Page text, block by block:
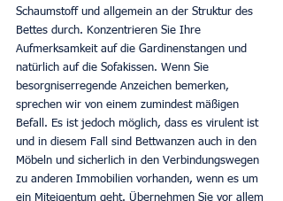
Schaumstoff und allgemein an der Struktur des
Bettes durch. Konzentrieren Sie Ihre
Aufmerksamkeit auf die Gardinenstangen und
natürlich auf die Sofakissen. Wenn Sie
besorgniserregende Anzeichen bemerken,
sprechen wir von einem zumindest mäßigen
Befall. Es ist jedoch möglich, dass es virulent ist
und in diesem Fall sind Bettwanzen auch in den
Möbeln und sicherlich in den Verbindungswegen
zu anderen Immobilien vorhanden, wenn es um
ein Miteigentum geht. Übernehmen Sie vor allem